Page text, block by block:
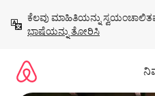
ಹೋಗಿ
ಕೆಲವು ಮಾಹಿತಿಯನ್ನು
ಭಾಷೆಯನ್ನು ತೋರಿಸಿ